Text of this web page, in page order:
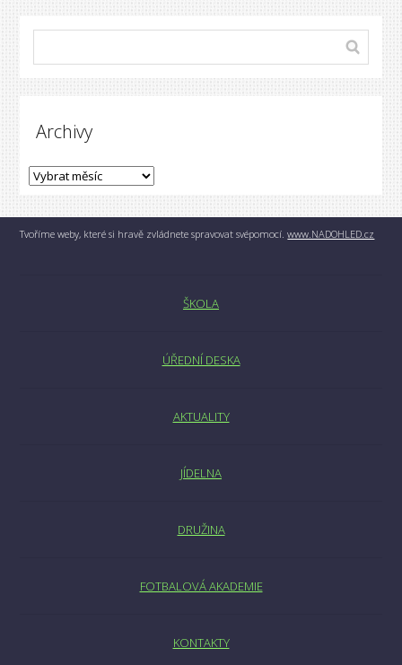
Archivy
Tvoříme weby, které si hravě zvládnete spravovat svépomocí.www.NADOHLED.cz
ŠKOLA
ÚŘEDNÍ DESKA
AKTUALITY
JÍDELNA
DRUŽINA
FOTBALOVÁ AKADEMIE
KONTAKTY